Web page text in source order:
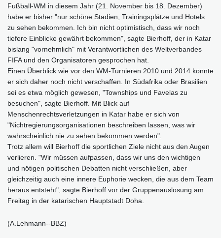
Fußball-WM in diesem Jahr (21. November bis 18. Dezember)
habe er bisher "nur schöne Stadien, Trainingsplätze und Hotels
zu sehen bekommen. Ich bin nicht optimistisch, dass wir noch
tiefere Einblicke gewährt bekommen", sagte Bierhoff, der in Katar
bislang "vornehmlich" mit Verantwortlichen des Weltverbandes
FIFA und den Organisatoren gesprochen hat.
Einen Überblick wie vor den WM-Turnieren 2010 und 2014 konnte
er sich daher noch nicht verschaffen. In Südafrika oder Brasilien
sei es etwa möglich gewesen, "Townships und Favelas zu
besuchen", sagte Bierhoff. Mit Blick auf
Menschenrechtsverletzungen in Katar habe er sich von
"Nichtregierungsorganisationen beschreiben lassen, was wir
wahrscheinlich nie zu sehen bekommen werden".
Trotz allem will Bierhoff die sportlichen Ziele nicht aus den Augen
verlieren. "Wir müssen aufpassen, dass wir uns den wichtigen
und nötigen politischen Debatten nicht verschließen, aber
gleichzeitig auch eine innere Euphorie wecken, die aus dem Team
heraus entsteht", sagte Bierhoff vor der Gruppenauslosung am
Freitag in der katarischen Hauptstadt Doha.
(A.Lehmann--BBZ)